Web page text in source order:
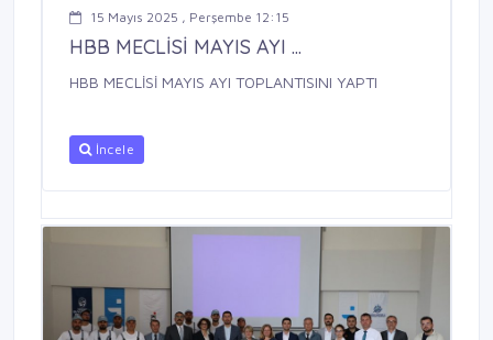
15 Mayıs 2025 , Perşembe 12:15
HBB MECLİSİ MAYIS AYI ...
HBB MECLİSİ MAYIS AYI TOPLANTISINI YAPTI
İncele